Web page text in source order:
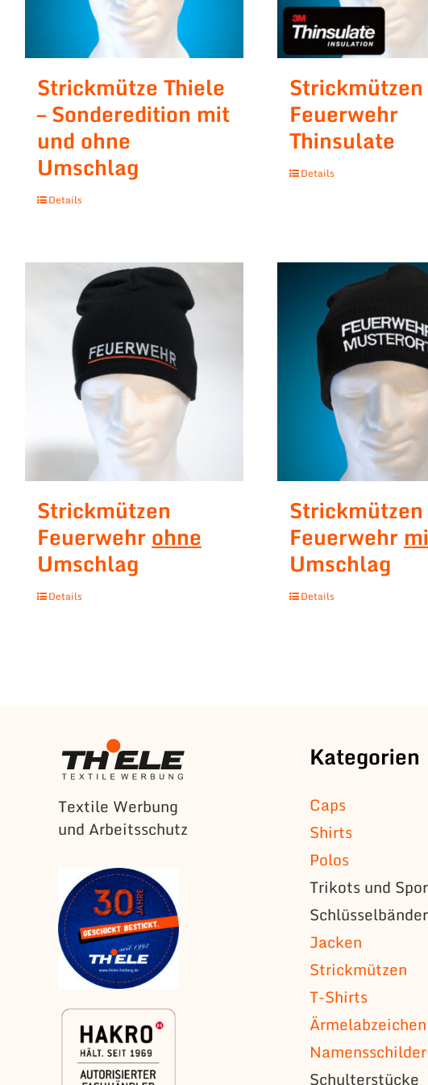
Strickmütze Thiele
– Sonderedition mit
und ohne
Umschlag
Details
Strickmützen
Feuerwehr
Thinsulate
Details
Strickmützen
Feuerwehrohne
Umschlag
Details
Strickmützen
Feuerwehr
Umschlag
Details
Textile Werbung
und Arbeitsschutz
Kategorien
Caps
Shirts
Polos
Trikots und
Schlüsselbänder
Jacken
Strickmützen
T-Shirts
Ärmelabzeichen
Namensschilder
Schulterstücke